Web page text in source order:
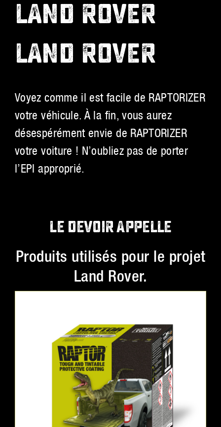
LAND ROVER
LAND ROVER
Voyez comme il est facile de RAPTORIZER
votre véhicule. À la fin, vous aurez
désespérément envie de RAPTORIZER
votre voiture ! N’oubliez pas de porter
l’EPI approprié.
LE DEVOIR APPELLE
Produits utilisés pour le projet
Land Rover.